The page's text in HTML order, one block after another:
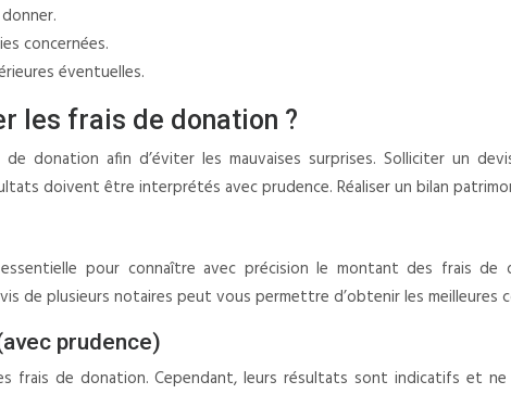
concernées.
éventuelles.
les frais de donation ?
donation afin d’éviter les mauvaises surprises. Solliciter un
doivent être interprétés avec prudence. Réaliser un bilan
pour connaître avec précision le montant des frais
de plusieurs notaires peut vous permettre d’obtenir les
prudence)
frais de donation. Cependant, leurs résultats sont indicatifs et